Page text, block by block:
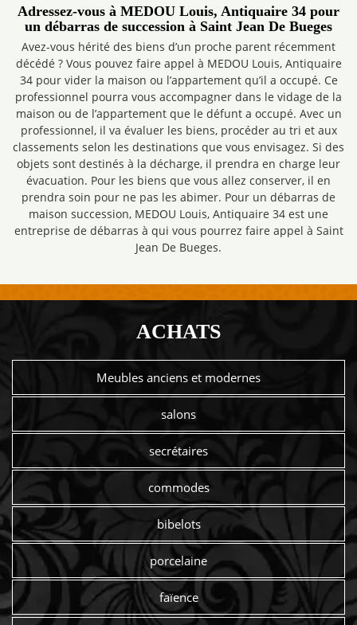
Adressez-vous à MEDOU Louis, Antiquaire 34 pour
un débarras de succession à Saint Jean De Bueges
Avez-vous hérité des biens d’un proche parent récemment
décédé ? Vous pouvez faire appel à MEDOU Louis, Antiquaire
34 pour vider la maison ou l’appartement qu’il a occupé. Ce
professionnel pourra vous accompagner dans le vidage de la
maison ou de l’appartement que le défunt a occupé. Avec un
professionnel, il va évaluer les biens, procéder au tri et aux
classements selon les destinations que vous envisagez. Si des
objets sont destinés à la décharge, il prendra en charge leur
évacuation. Pour les biens que vous allez conserver, il en
prendra soin pour ne pas les abimer. Pour un débarras de
maison succession, MEDOU Louis, Antiquaire 34 est une
entreprise de débarras à qui vous pourrez faire appel à Saint
Jean De Bueges.
ACHATS
Meubles anciens et modernes
salons
secrétaires
commodes
bibelots
porcelaine
faïence